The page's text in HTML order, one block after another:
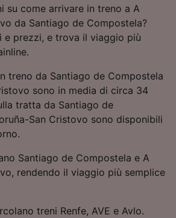
su come arrivare in treno a A
da Santiago de Compostela?
e prezzi, e trova il viaggio più
treno da Santiago de Compostela
sono in media di circa 34
tratta da Santiago de
San Cristovo sono disponibili
Santiago de Compostela e A
rendendo il viaggio più semplice
treni Renfe, AVE e Avlo.
geolocalizzazione precisi.
delle caratteristiche del
dell’identificazione.
su dispositivo e/o
e contenuti
delle prestazioni
degli annunci, ricerche sul
di servizi.
(fornitori)